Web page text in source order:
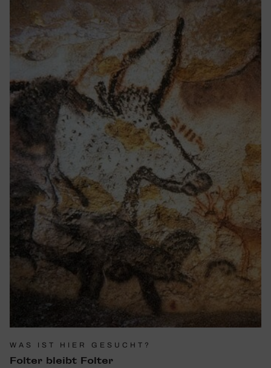
WAS IST HIER GESUCHT?
Folter bleibt Folter